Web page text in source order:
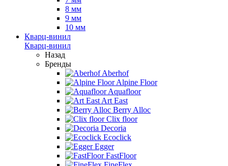
8 мм
9 мм
10 мм
Кварц-винил
Кварц-винил
Назад
Бренды
Aberhof
Alpine Floor
Aquafloor
Art East
Berry Alloc
Clix floor
Decoria
Ecoclick
Egger
FastFloor